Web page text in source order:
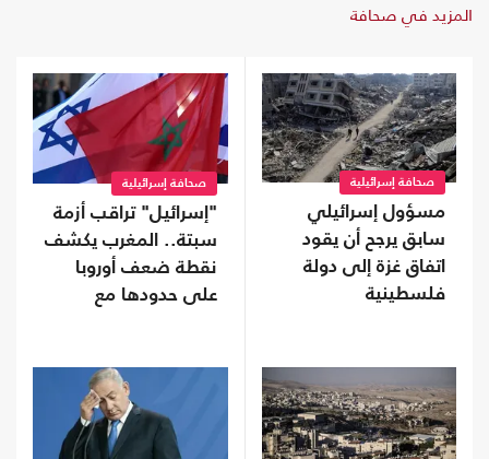
المزيد في صحافة
صحافة إسرائيلية
مسؤول إسرائيلي
سابق يرجح أن يقود
اتفاق غزة إلى دولة
فلسطينية
صحافة إسرائيلية
"إسرائيل" تراقب أزمة
سبتة.. المغرب يكشف
نقطة ضعف أوروبا
على حدودها مع